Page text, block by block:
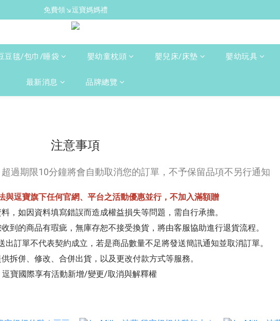
新手爸媽必備↘育兒懶人包
免費領↘逗寶媽媽禮
送禮心意↘親子胺基酸潔膚皂(金箔紫草)
豆毯/包巾/睡袋 嬰幼童枕頭 嬰兒床/床墊 嬰幼玩具
最新消息 品牌總覽
注意事項
過期限10分鐘將會自動取消您的訂單，不予保留品項不另行通知
與逗寶旗下任何官網、平台之活動優惠並行，不加入滿額贈
，如因資料填寫錯誤而造成權益損失等問題，需自行承擔。
到的商品有瑕疵，無庫存恕不接受換貨，將由客服協助進行退貨流程。
出訂單不代表契約成立，若是商品數量不足將發送簡訊通知並取消訂單。
拆併、修改、合併出貨，以及更改付款方式等服務。
逗寶國際享有活動新增/變更/取消與解釋權